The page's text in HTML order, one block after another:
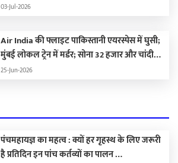
03-Jul-2026
Air India की फ्लाइट पाकिस्तानी एयरस्पेस में घुसी;
मुंबई लोकल ट्रेन में मर्डर; सोना 32 हजार और चांदी
1.59 लाख रुपए सस्ती
25-Jun-2026
पंचमहायज्ञ का महत्व : क्यों हर गृहस्थ के लिए जरूरी
है प्रतिदिन इन पांच कर्तव्यों का पालन …